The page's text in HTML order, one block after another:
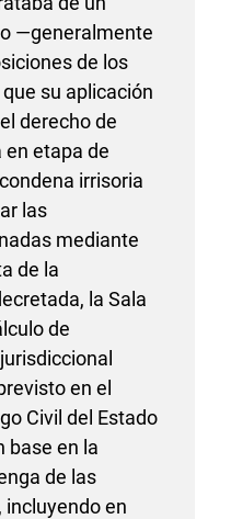
—generalmente
de los
su aplicación
derecho de
etapa de
irrisoria
las
mediante
de la
la Sala
de
en el
Civil del Estado
base en la
de las
en